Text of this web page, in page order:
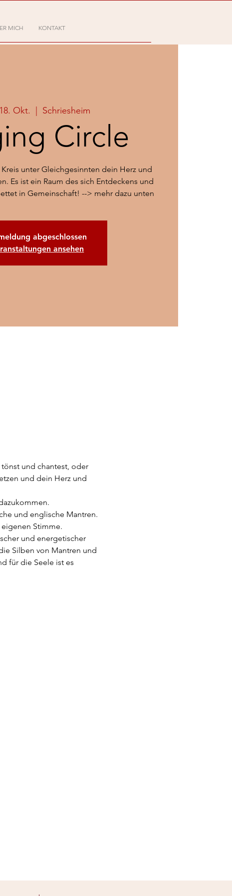
MICH KONTAKT
Okt. Schriesheim
Circle
unter Gleichgesinnten dein Herz und
Es ist ein Raum des sich Entdeckens und
in Gemeinschaft! --> mehr dazu unten
abgeschlossen
ansehen
und chantest, oder
und dein Herz und
und englische Mantren.
Stimme.
und energetischer
Silben von Mantren und
für die Seele ist es